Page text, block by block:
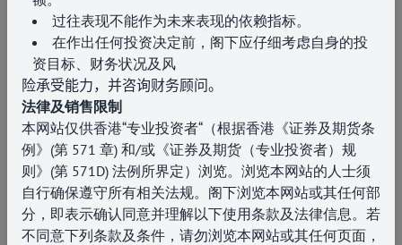
过往表现不能作为未来表现的依赖指标。
在作出任何投资决定前，阁下应仔细考虑自身的投
资目标、财务状况及风
险承受能力，并咨询财务顾问。
法律及销售限制
本网站仅供香港“专业投资者“（根据香港《证券及期货条
例》 (第 571 章) 和/或《证券及期货（专业投资者）规
则》 (第 571D) 法例所界定）浏览。浏览本网站的人士须
自行确保遵守所有相关法规。阁下浏览本网站或其任何部
分，即表示确认同意并理解以下使用条款及法律信息。若
不同意下列条款及条件，请勿浏览本网站或其任何页面，